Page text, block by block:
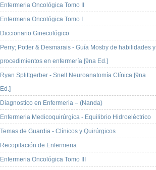
Enfermeria Oncológica Tomo II
Enfermeria Oncológica Tomo I
Diccionario Ginecológico
Perry; Potter & Desmarais - Guía Mosby de habilidades y
procedimientos en enfermería [9na Ed.]
Ryan Splittgerber - Snell Neuroanatomía Clínica [9na
Ed.]
Diagnostico en Enfermeria – (Nanda)
Enfermeria Medicoquirúrgica - Equilibrio Hidroeléctrico
Temas de Guardia - Clínicos y Quirúrgicos
Recopilación de Enfermeria
Enfermeria Oncológica Tomo III